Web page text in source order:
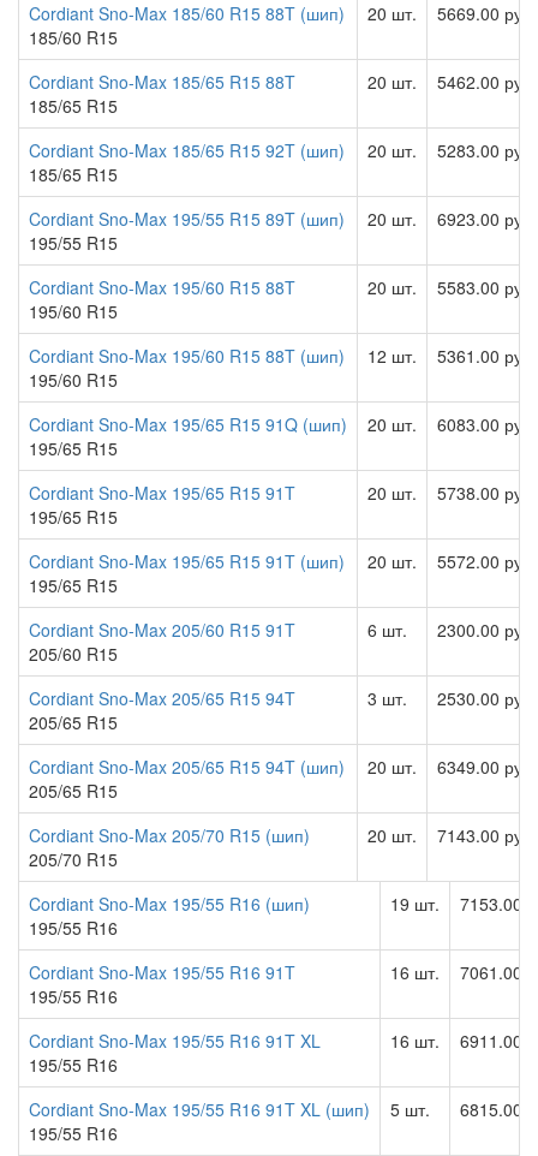
Cordiant Sno-Max 185/60 R15 88T (шип)
185/60 R15
20 шт. 5669.00 руб
Cordiant Sno-Max 185/65 R15 88T
185/65 R15
20 шт. 5462.00 руб
Cordiant Sno-Max 185/65 R15 92T (шип)
185/65 R15
20 шт. 5283.00 руб
Cordiant Sno-Max 195/55 R15 89T (шип)
195/55 R15
20 шт. 6923.00 руб
Cordiant Sno-Max 195/60 R15 88T
195/60 R15
20 шт. 5583.00 руб
Cordiant Sno-Max 195/60 R15 88T (шип)
195/60 R15
12 шт. 5361.00 руб
Cordiant Sno-Max 195/65 R15 91Q (шип)
195/65 R15
20 шт. 6083.00 руб
Cordiant Sno-Max 195/65 R15 91T
195/65 R15
20 шт. 5738.00 руб
Cordiant Sno-Max 195/65 R15 91T (шип)
195/65 R15
20 шт. 5572.00 руб
Cordiant Sno-Max 205/60 R15 91T
205/60 R15
6 шт. 2300.00 руб
Cordiant Sno-Max 205/65 R15 94T
205/65 R15
3 шт. 2530.00 руб
Cordiant Sno-Max 205/65 R15 94T (шип)
205/65 R15
20 шт. 6349.00 руб
Cordiant Sno-Max 205/70 R15 (шип)
205/70 R15
20 шт. 7143.00 руб
Cordiant Sno-Max 195/55 R16 (шип)
195/55 R16
19 шт. 7153.00
Cordiant Sno-Max 195/55 R16 91T
195/55 R16
16 шт. 7061.00
Cordiant Sno-Max 195/55 R16 91T XL
195/55 R16
16 шт. 6911.00
Cordiant Sno-Max 195/55 R16 91T XL (шип)
195/55 R16
5 шт. 6815.00